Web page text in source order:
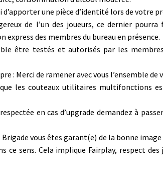
une pièce d’identité lors de votre
de l’un des joueurs, ce dernier pourra
express des membres du bureau en présence.
être testés et autorisés par les
: Merci de ramener avec vous l’ensemble de
les couteaux utilitaires multifonctions
en cas d’upgrade demandez à
vous êtes garant(e) de la bonne
ce sens. Cela implique Fairplay, respect